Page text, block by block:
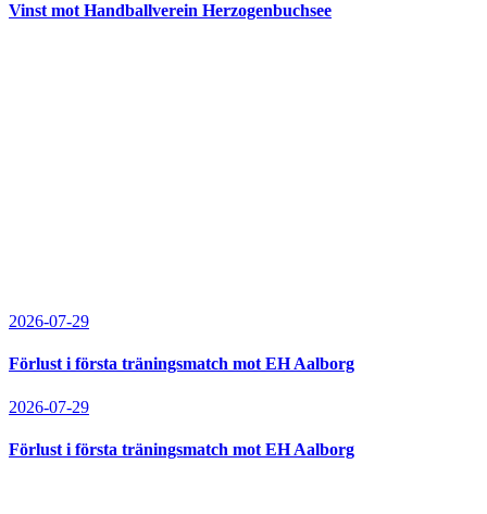
Vinst mot Handballverein Herzogenbuchsee
2026-07-29
Förlust i första träningsmatch mot EH Aalborg
2026-07-29
Förlust i första träningsmatch mot EH Aalborg